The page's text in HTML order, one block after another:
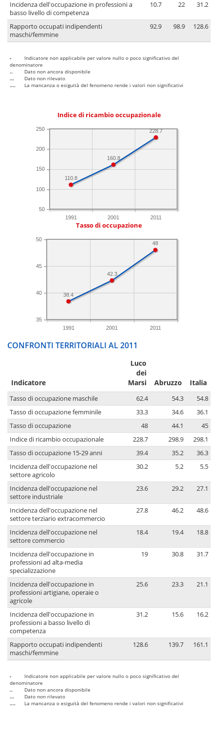
Incidenza dell'occupazione in professioni a
basso livello di competenza
10.7 22 31.2
Rapporto occupati indipendenti
maschi/femmine
92.9 98.9 128.6
-
Indicatore non applicabile per valore nullo o poco significativo del
denominatore
..
Dato non ancora disponibile
...
Dato non rilevato
....
La mancanza o esiguità del fenomeno rende i valori non significativi
Indice di ricambio occupazionale
1991 2001 2011
50
100
150
200
250 228.7
160.8
110.8
Tasso di occupazione
1991 2001 2011
35
40
45
50
48
42.3
38.4
CONFRONTI TERRITORIALI AL 2011
Indicatore
Luco
dei
Marsi
Abruzzo Italia
Tasso di occupazione maschile 62.4 54.3
54.8
Tasso di occupazione femminile
33.3 34.6
36.1
Tasso di occupazione
48 44.1
45
Indice di ricambio occupazionale
228.7 298.9
298.1
Tasso di occupazione 15-29 anni
39.4 35.2
36.3
Incidenza dell'occupazione nel
settore agricolo
30.2 5.2 5.5
Incidenza dell'occupazione nel
settore industriale
23.6 29.2 27.1
Incidenza dell'occupazione nel
settore terziario extracommercio
27.8 46.2 48.6
Incidenza dell'occupazione nel
settore commercio
18.4 19.4 18.8
Incidenza dell'occupazione in
professioni ad alta-media
specializzazione
19 30.8 31.7
Incidenza dell'occupazione in
professioni artigiane, operaie o
agricole
25.6 23.3 21.1
Incidenza dell'occupazione in
professioni a basso livello di
competenza
31.2 15.6 16.2
Rapporto occupati indipendenti
maschi/femmine
128.6 139.7 161.1
-
Indicatore non applicabile per valore nullo o poco significativo del
denominatore
..
Dato non ancora disponibile
...
Dato non rilevato
....
La mancanza o esiguità del fenomeno rende i valori non significativi